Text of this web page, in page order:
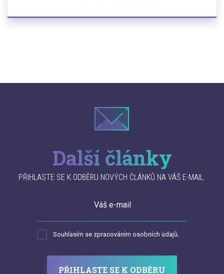
Další články
PŘIHLASTE SE K ODBĚRU NOVÝCH ČLÁNKŮ NA VÁŠ E-MAIL.
Váš e-mail
Souhlasím se zpracováním osobních údajů.
PŘIHLASTE SE K ODBĚRU